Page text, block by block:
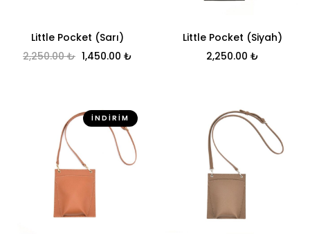
Little Pocket (Sarı)
2,250.00₺ Orijinal fiyat: 2,250.00 ₺.
1,450.00 ₺ Şu andaki fiyat: 1,450.00 ₺.
Little Pocket (Siyah)
2,250.00 ₺
İNDIRIM